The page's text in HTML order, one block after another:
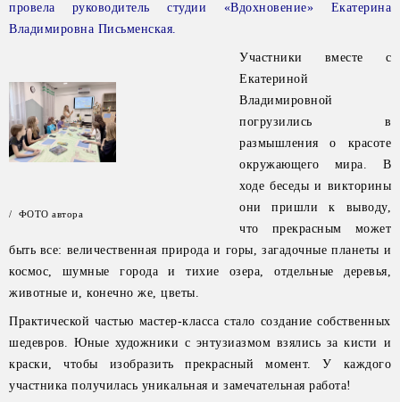
провела руководитель студии «Вдохновение» Екатерина
Владимировна Письменская.
/ ФОТО автора
Участники вместе с
Екатериной
Владимировной
погрузились в
размышления о красоте
окружающего мира. В
ходе беседы и викторины
они пришли к выводу,
что прекрасным может
быть все: величественная природа и горы, загадочные планеты и
космос, шумные города и тихие озера, отдельные деревья,
животные и, конечно же, цветы.
Практической частью мастер-класса стало создание собственных
шедевров. Юные художники с энтузиазмом взялись за кисти и
краски, чтобы изобразить прекрасный момент. У каждого
участника получилась уникальная и замечательная работа!